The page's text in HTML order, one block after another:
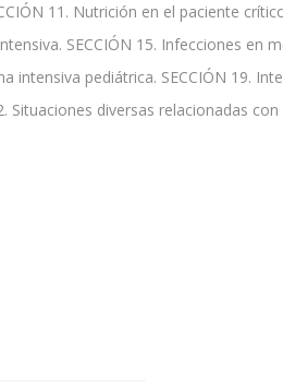
11. Nutrición en el paciente
SECCIÓN 15. Infecciones en
intensiva pediátrica. SECCIÓN 19.
Situaciones diversas relacionadas